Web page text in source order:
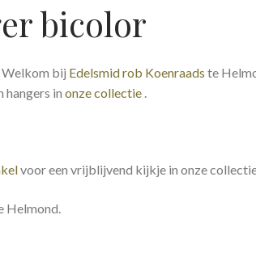
bicolor
Welkom bij Edelsmid rob Koenraads te
hangers inonze collectie .
voor een vrijblijvend kijkje in onze
Helmond.